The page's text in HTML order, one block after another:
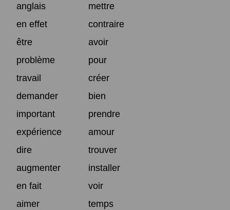
anglais
mettre
en effet
contraire
être
avoir
problème
pour
travail
créer
demander
bien
important
prendre
expérience
amour
dire
trouver
augmenter
installer
en fait
voir
aimer
temps